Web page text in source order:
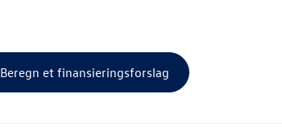
Beregn et finansieringsforslag